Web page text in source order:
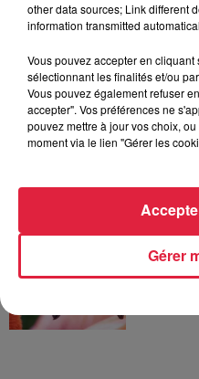
robinets
6 août 2026
Tags
6 août 2026
Au zoo
avec les
other data sources; Link different
information transmitted
Vous pouvez accepter en cliquant
sélectionnant les finalités et/ou
Vous pouvez également refuser
accepter". Vos préférences ne
pouvez mettre à jour vos choix,
moment via le lien "Gérer les
Gérer